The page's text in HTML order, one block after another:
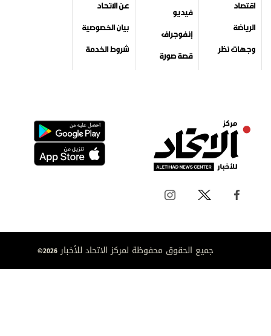
اقتصاد
الرياضة
وجهات نظر
فيديو
إنفوجراف
قصة صورة
عن الاتحاد
بيان الخصوصية
شروط الخدمة
جميع الحقوق محفوظة لمركز الاتحاد للأخبار 2026©